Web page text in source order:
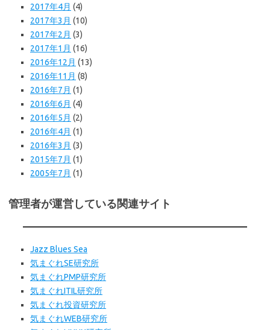
2017年4月 (4)
2017年3月 (10)
2017年2月 (3)
2017年1月 (16)
2016年12月 (13)
2016年11月 (8)
2016年7月 (1)
2016年6月 (4)
2016年5月 (2)
2016年4月 (1)
2016年3月 (3)
2015年7月 (1)
2005年7月 (1)
管理者が運営している関連サイト
Jazz Blues Sea
気まぐれSE研究所
気まぐれPMP研究所
気まぐれITIL研究所
気まぐれ投資研究所
気まぐれWEB研究所